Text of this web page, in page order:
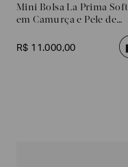
Mini Bolsa La Prima Soft
em Camurça e Pele de
R$ 11 .000,00